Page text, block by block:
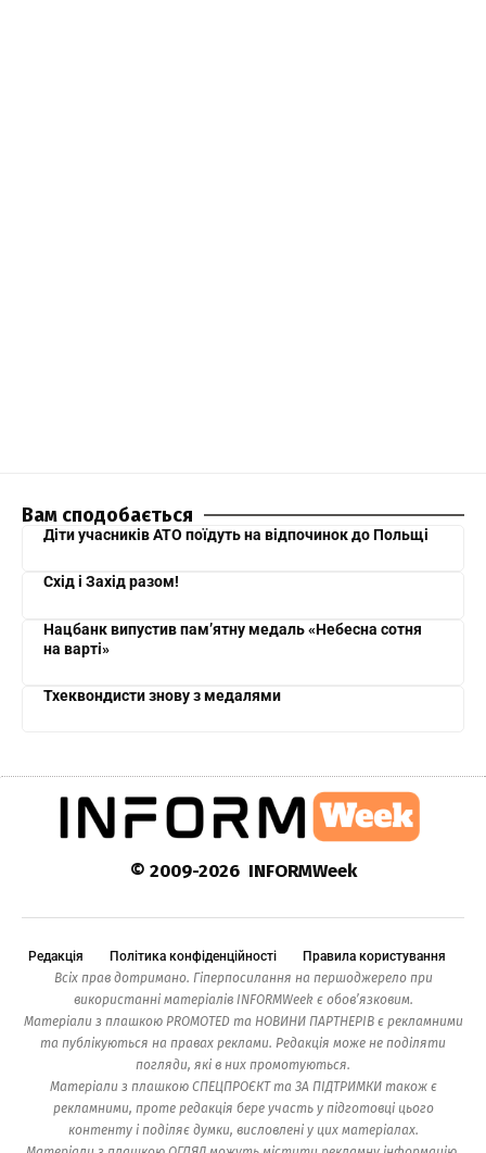
Вам сподобається
Діти учасників АТО поїдуть на відпочинок до Польщі
Схід і Захід разом!
Нацбанк випустив пам’ятну медаль «Небесна сотня
на варті»
Тхеквондисти знову з медалями
© 2009-2026 INFORMWeek
Редакція Політика конфіденційності
Правила користування
Всіх прав дотримано. Гіперпосилання на першоджерело при
використанні матеріалів INFORMWeek є обов’язковим.
Матеріали з плашкою PROMOTED та НОВИНИ ПАРТНЕРІВ є рекламними
та публікуються на правах реклами. Редакція може не поділяти
погляди, які в них промотуються.
Матеріали з плашкою СПЕЦПРОЄКТ та ЗА ПІДТРИМКИ також є
рекламними, проте редакція бере участь у підготовці цього
контенту і поділяє думки, висловлені у цих матеріалах.